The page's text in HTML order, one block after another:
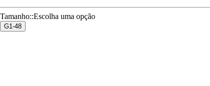
Tamanho::Escolha uma opção
G1-48